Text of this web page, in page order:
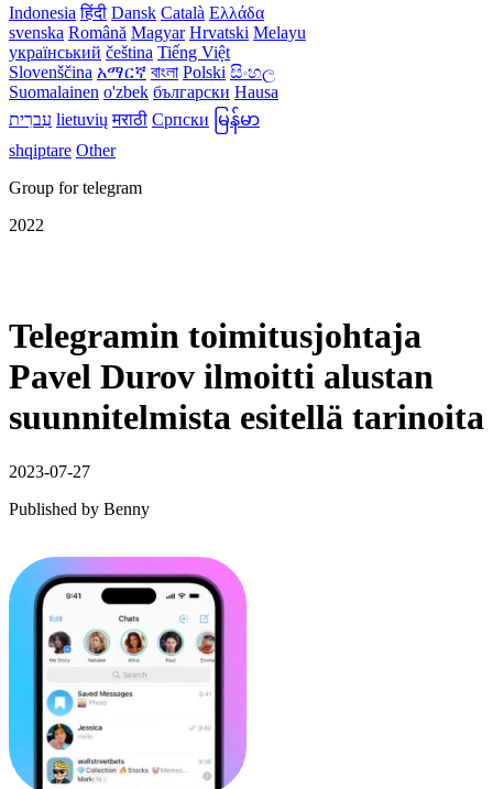
Indonesia हिंदी Dansk‎ Català Ελλάδα
svenska Română Magyar Hrvatski Melayu
український čeština Tiếng Việt
Slovenščina አማርኛ বাংলা Polski සිංහල
Suomalainen o'zbek български Hausa
עִברִית lietuvių मराठी Српски မြန်မာ
shqiptare Other
Group for telegram
2022
Telegramin toimitusjohtaja
Pavel Durov ilmoitti alustan
suunnitelmista esitellä tarinoita
2023-07-27
Published by Benny